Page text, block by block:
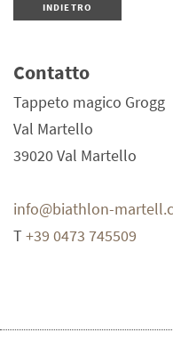
INDIETRO
Contatto
Tappeto magico Grogg
Val Martello
39020Val Martello
info@biathlon-
T+39 0473 745509